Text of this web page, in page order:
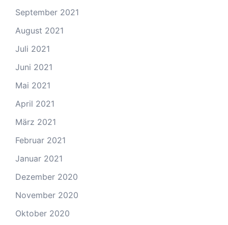
September 2021
August 2021
Juli 2021
Juni 2021
Mai 2021
April 2021
März 2021
Februar 2021
Januar 2021
Dezember 2020
November 2020
Oktober 2020